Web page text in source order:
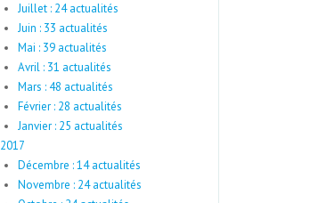
Juillet : 24 actualités
Juin : 33 actualités
Mai : 39 actualités
Avril : 31 actualités
Mars : 48 actualités
Février : 28 actualités
Janvier : 25 actualités
2017
Décembre : 14 actualités
Novembre : 24 actualités